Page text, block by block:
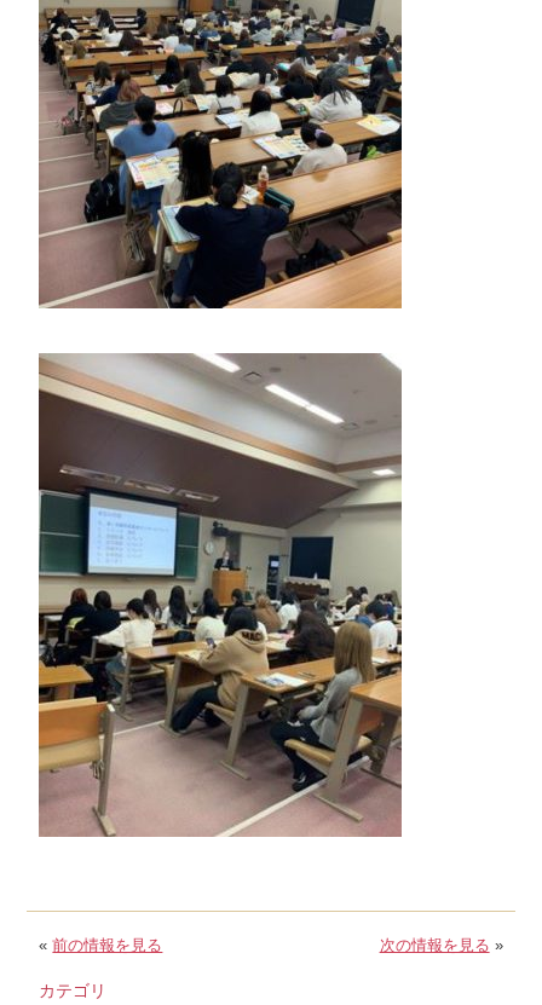
«前の情報を見る 次の情報を見る »
カテゴリ